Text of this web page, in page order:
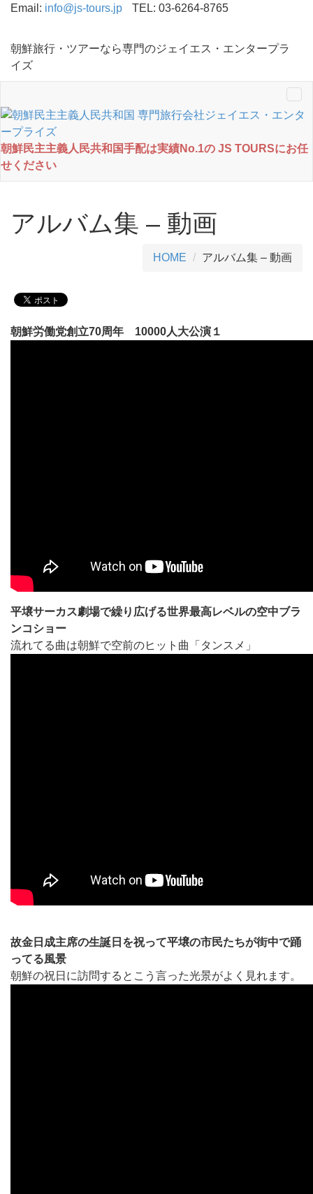
Email: info@js-tours.jp TEL: 03-6264-8765
朝鮮旅行・ツアーなら専門のジェイエス・エンタープラ
イズ
朝鮮民主主義人民共和国手配は実績No.1の JS TOURSにお任
せください
アルバム集 – 動画
HOME アルバム集 – 動画
朝鮮労働党創立70周年 10000人大公演１
平壌サーカス劇場で繰り広げる世界最高レベルの空中ブラ
ンコショー
流れてる曲は朝鮮で空前のヒット曲「タンスメ」
故金日成主席の生誕日を祝って平壌の市民たちが街中で踊
ってる風景
朝鮮の祝日に訪問するとこう言った光景がよく見れます。